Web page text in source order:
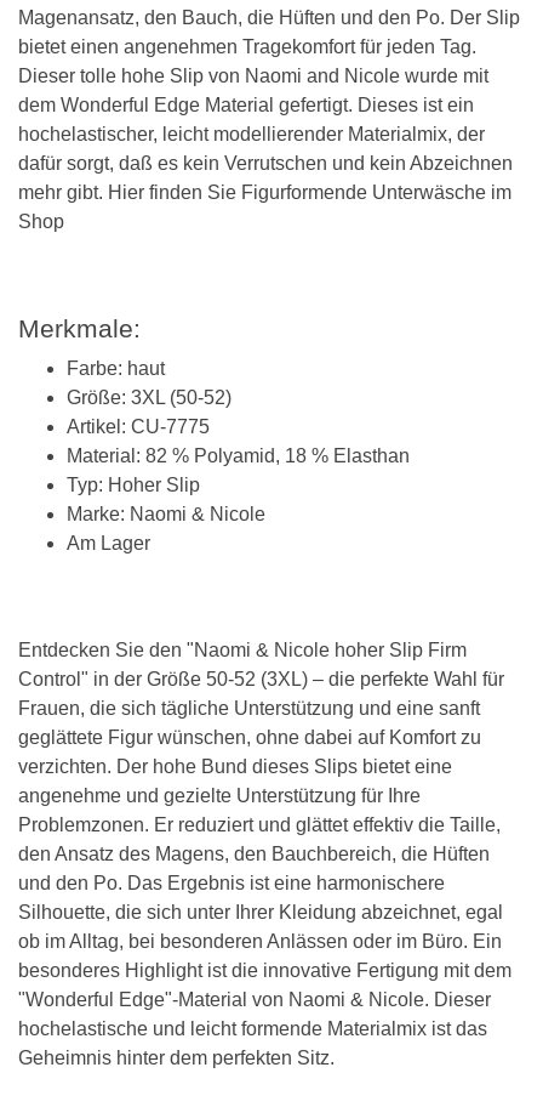
Magenansatz, den Bauch, die Hüften und den Po. Der Slip
bietet einen angenehmen Tragekomfort für jeden Tag.
Dieser tolle hohe Slip von Naomi and Nicole wurde mit
dem Wonderful Edge Material gefertigt. Dieses ist ein
hochelastischer, leicht modellierender Materialmix, der
dafür sorgt, daß es kein Verrutschen und kein Abzeichnen
mehr gibt. Hier finden Sie Figurformende Unterwäsche im
Shop
Merkmale:
Farbe: haut
Größe: 3XL (50-52)
Artikel: CU-7775
Material: 82 % Polyamid, 18 % Elasthan
Typ: Hoher Slip
Marke: Naomi & Nicole
Am Lager
Entdecken Sie den "Naomi & Nicole hoher Slip Firm
Control" in der Größe 50-52 (3XL) – die perfekte Wahl für
Frauen, die sich tägliche Unterstützung und eine sanft
geglättete Figur wünschen, ohne dabei auf Komfort zu
verzichten. Der hohe Bund dieses Slips bietet eine
angenehme und gezielte Unterstützung für Ihre
Problemzonen. Er reduziert und glättet effektiv die Taille,
den Ansatz des Magens, den Bauchbereich, die Hüften
und den Po. Das Ergebnis ist eine harmonischere
Silhouette, die sich unter Ihrer Kleidung abzeichnet, egal
ob im Alltag, bei besonderen Anlässen oder im Büro. Ein
besonderes Highlight ist die innovative Fertigung mit dem
"Wonderful Edge"-Material von Naomi & Nicole. Dieser
hochelastische und leicht formende Materialmix ist das
Geheimnis hinter dem perfekten Sitz.